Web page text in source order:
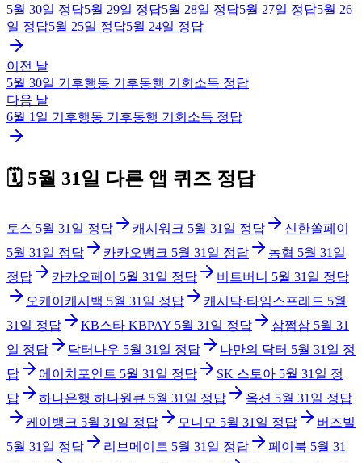
5월 30일 정답5월 29일 정답5월 28일 정답5월 27일 정답5월 26
일 정답5월 25일 정답5월 24일 정답
이전 날
5월 30일 기후행동 기후동행 기회소득 정답
다음 날
6월 1일 기후행동 기후동행 기회소득 정답
🗓️ 5월 31일 다른 앱 퀴즈 정답
토스 5월 31일 정답 캐시워크 5월 31일 정답
신한쏠페이
5월 31일 정답 카카오뱅크 5월 31일 정답 농협 5월 31일
정답
카카오페이 5월 31일 정답 비트버니 5월 31일 정답
오케이캐시백 5월 31일 정답 캐시닥·타임스프레드 5월
31일 정답 KB스타 KBPAY 5월 31일 정답 삼쩜삼 5월 31
일 정답 닥터나우 5월 31일 정답 나만의 닥터 5월 31일 정
답
에이치포인트 5월 31일 정답 SK 스토아 5월 31일 정
답
하나은행 하나원큐 5월 31일 정답 옥션 5월 31일 정답
케이뱅크 5월 31일 정답 모니모 5월 31일 정답
버즈빌
5월 31일 정답 리브메이트 5월 31일 정답 페이북 5월 31